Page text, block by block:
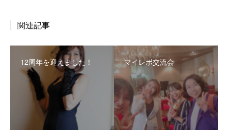
関連記事
12周年を迎えました！ マイレボ交流会